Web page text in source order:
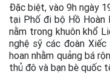
Đặc biệt, vào 9h ngày
tại Phố đi bộ Hồ Hoàn
nằm trong khuôn khổ
nghệ sỹ các đoàn
hoan nhằm quảng bá
thủ đô và bạn bè quốc